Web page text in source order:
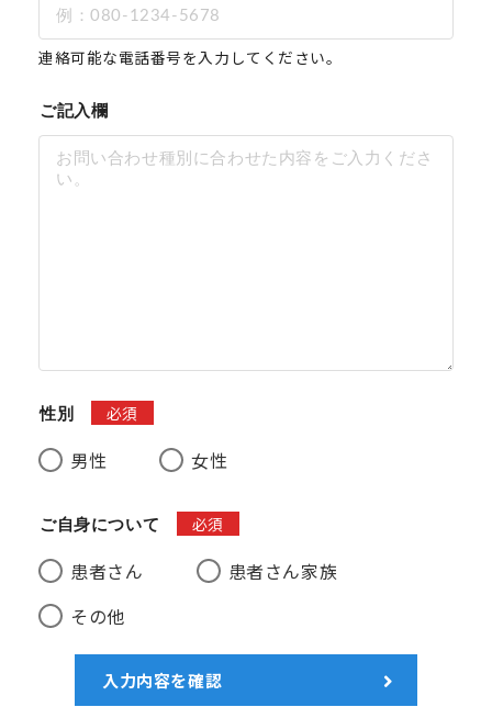
連絡可能な電話番号を入力してください。
ご記入欄
性別 必須
男性 女性
ご自身について 必須
患者さん
患者さん家族
その他
入力内容を確認